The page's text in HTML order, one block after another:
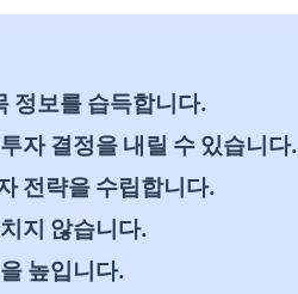
정보를 습득합니다.
자 결정을 내릴 수 있습니다.
전략을 수립합니다.
지 않습니다.
높입니다.